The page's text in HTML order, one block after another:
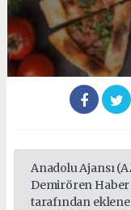
Anadolu Ajansı
Demirören Haber
tarafından